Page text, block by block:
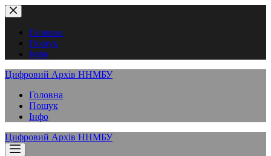
Перейти
до
вмістуГоловна
Пошук
Інфо
Цифровий Архів ННМБУ
Головна
Пошук
Інфо
Цифровий Архів ННМБУ